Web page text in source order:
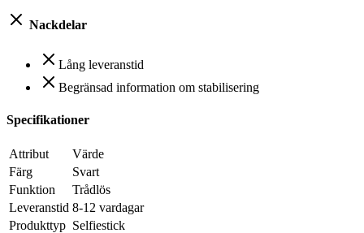
Nackdelar
Lång leveranstid
Begränsad information om stabilisering
Specifikationer
Attribut
Värde
Färg
Svart
Funktion
Trådlös
Leveranstid 8-12 vardagar
Produkttyp Selfiestick